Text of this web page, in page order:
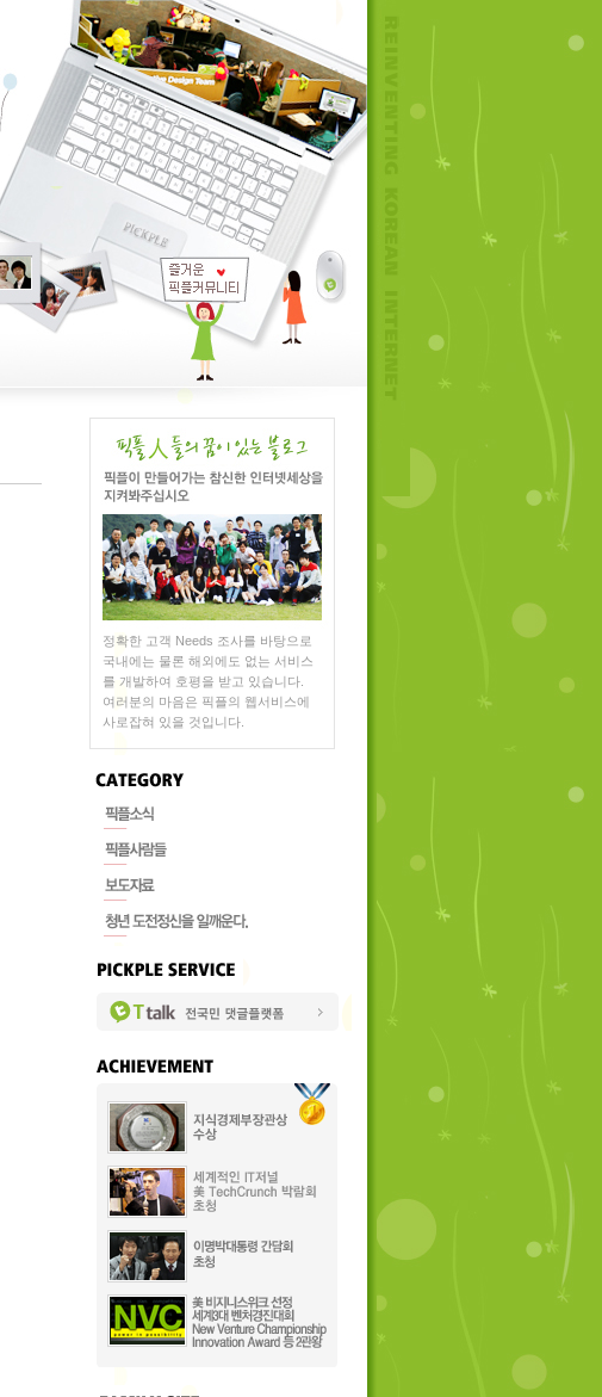
정확한 고객 Needs 조사를 바탕으로
국내에는 물론 해외에도 없는 서비스
를 개발하여 호평을 받고 있습니다.
여러분의 마음은 픽플의 웹서비스에
사로잡혀 있을 것입니다.